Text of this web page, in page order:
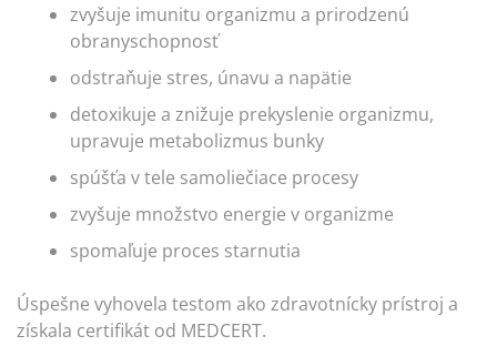
zvyšuje imunitu organizmu a prirodzenú
obranyschopnosť
odstraňuje stres, únavu a napätie
detoxikuje a znižuje prekyslenie organizmu,
upravuje metabolizmus bunky
spúšťa v tele samoliečiace procesy
zvyšuje množstvo energie v organizme
spomaľuje proces starnutia
Úspešne vyhovela testom ako zdravotnícky prístroj a
získala certifikát od MEDCERT.